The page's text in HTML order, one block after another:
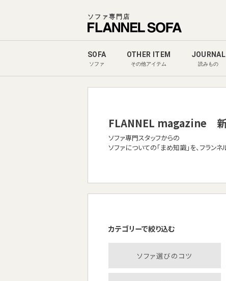
ソファ専門店
SOFA
ソファ
OTHER ITEM
その他アイテム
JOURNAL
読みもの
FLANNEL magazine
ソファ専門スタッフからの
ソファについての「まめ知識」を、フラン
カテゴリーで絞り込む
ソファ選びのコツ